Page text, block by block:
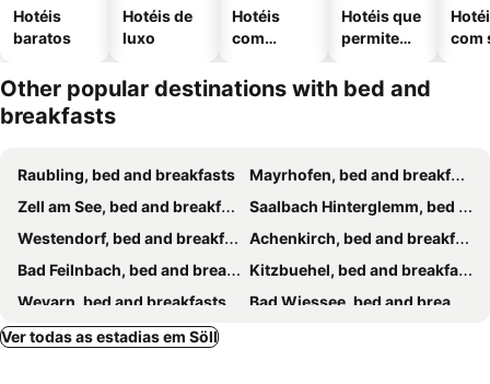
Hotéis
baratos
Hotéis de
luxo
Hotéis
com
Hotéis que
permitem
com
Other popular destinations with bed and
breakfasts
Raubling, bed and breakfasts
Mayrhofen, bed and breakfasts
Zell am See, bed and breakfasts
Saalbach Hinterglemm, bed and breakfasts
Westendorf, bed and breakfasts
Achenkirch, bed and breakfasts
Bad Feilnbach, bed and breakfasts
Kitzbuehel, bed and breakfasts
Weyarn, bed and breakfasts
Bad Wiessee, bed and breakfasts
Maurach-Eben, bed and breakfasts
Ver todas as estadias em Söll